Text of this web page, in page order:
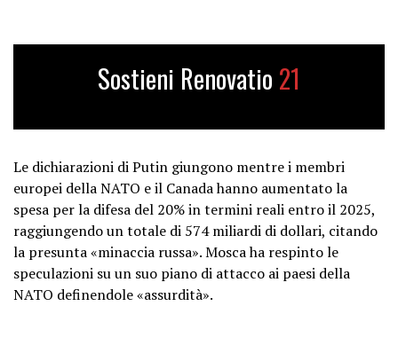
Sostieni Renovatio 21
Le dichiarazioni di Putin giungono mentre i membri
europei della NATO e il Canada hanno aumentato la
spesa per la difesa del 20% in termini reali entro il 2025,
raggiungendo un totale di 574 miliardi di dollari, citando
la presunta «minaccia russa». Mosca ha respinto le
speculazioni su un suo piano di attacco ai paesi della
NATO definendole «assurdità».